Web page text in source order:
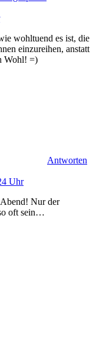
wohltuend es ist, die
einzureihen, anstatt
Wohl! =)
Antworten
Uhr
Nur der
oft sein…